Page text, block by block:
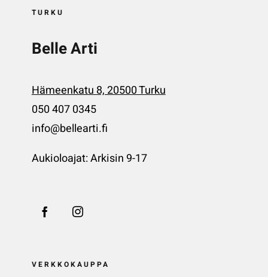
TURKU
Belle Arti
Hämeenkatu 8, 20500 Turku
050 407 0345
info@bellearti.fi
Aukioloajat: Arkisin 9-17
VERKKOKAUPPA